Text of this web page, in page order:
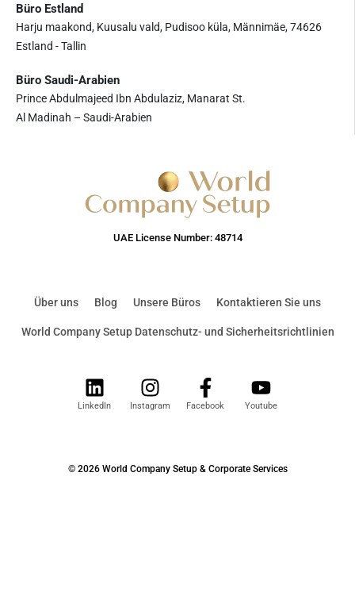
Büro Estland
Harju maakond, Kuusalu vald, Pudisoo küla, Männimäe, 74626
Estland - Tallin
Büro Saudi-Arabien
Prince Abdulmajeed Ibn Abdulaziz, Manarat St.
Al Madinah – Saudi-Arabien
UAE License Number: 48714
Über uns Blog Unsere Büros Kontaktieren Sie uns
World Company Setup Datenschutz- und Sicherheitsrichtlinien
LinkedIn Instagram Facebook Youtube
© 2026 World Company Setup & Corporate Services